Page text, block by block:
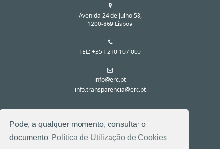
Pode, a qualquer momento, consultar o
documento Política de Utilização de Cookies
Avenida 24 de Julho 58,
1200-869 Lisboa
TEL: +351 210 107 000
info@erc.pt
info.transparencia@erc.pt